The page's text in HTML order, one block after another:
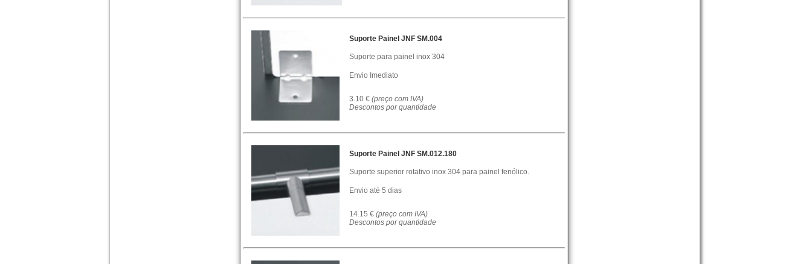
Suporte Painel JNF SM.004
Suporte para painel inox 304
Envio Imediato
3.10 € (preço com IVA)
Descontos por quantidade
Suporte Painel JNF SM.012.180
Suporte superior rotativo inox 304 para painel fenólico.
Envio até 5 dias
14.15 € (preço com IVA)
Descontos por quantidade